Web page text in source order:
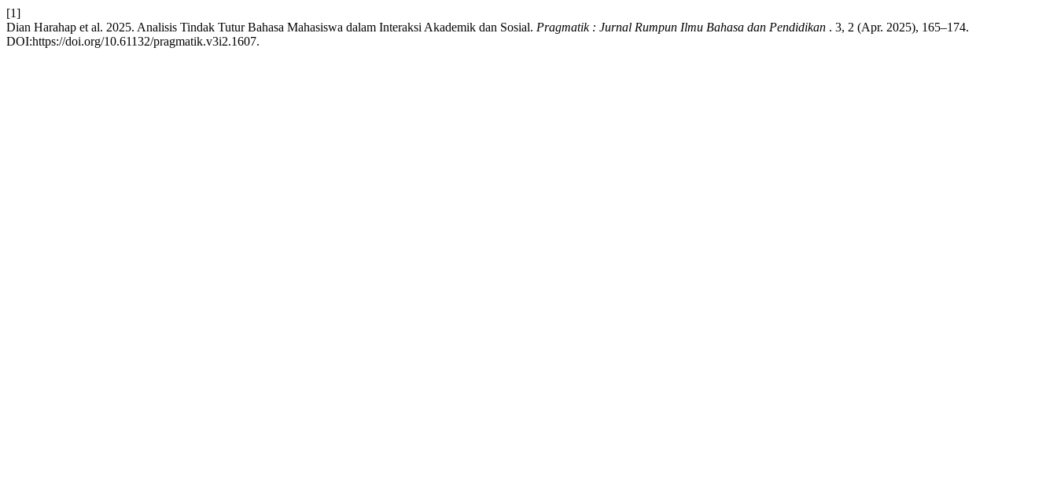
[1]
Dian Harahap et al. 2025. Analisis Tindak Tutur Bahasa Mahasiswa dalam Interaksi Akademik dan Sosial. Pragmatik : Jurnal Rumpun Ilmu Bahasa dan Pendidikan . 3, 2 (Apr. 2025), 165–174.
DOI:https://doi.org/10.61132/pragmatik.v3i2.1607.